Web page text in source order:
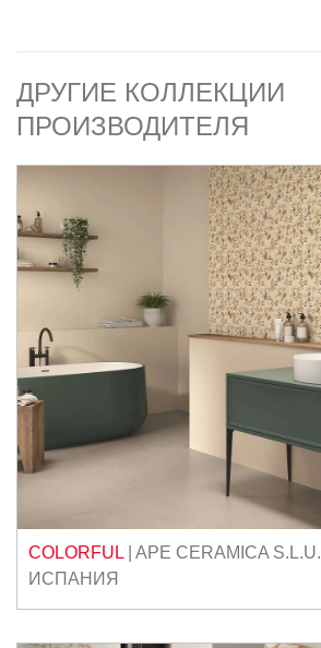
ДРУГИЕ КОЛЛЕКЦИИ
ПРОИЗВОДИТЕЛЯ
COLORFUL APE CERAMICA S.L.U.
ИСПАНИЯ